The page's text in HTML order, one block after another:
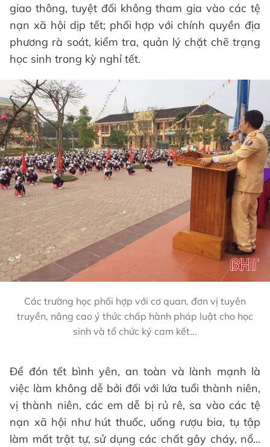
giao thông, tuyệt đối không tham gia vào các tệ
nạn xã hội dịp tết; phối hợp với chính quyền địa
phương rà soát, kiểm tra, quản lý chặt chẽ trạng
học sinh trong kỳ nghỉ tết.
Các trường học phối hợp với cơ quan, đơn vị tuyên
truyền, nâng cao ý thức chấp hành pháp luật cho học
sinh và tổ chức ký cam kết...
Để đón tết bình yên, an toàn và lành mạnh là
việc làm không dễ bởi đối với lứa tuổi thành niên,
vị thành niên, các em dễ bị rủ rê, sa vào các tệ
nạn xã hội như hút thuốc, uống rượu bia, tụ tập
làm mất trật tự, sử dụng các chất gây cháy, nổ…